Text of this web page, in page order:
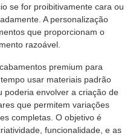
se for proibitivamente cara ou
A personalização
que proporcionam o
razoável.
premium para
usar materiais padrão
poderia envolver a criação de
que permitem variações
completas. O objetivo é
funcionalidade, e as